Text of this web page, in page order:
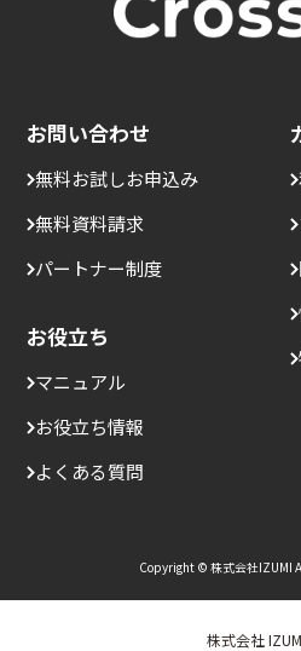
お問い合わせ
無料お試しお申込み
無料資料請求
パートナー制度
お役立ち
マニュアル
お役立ち情報
よくある質問
Copyright © 株式会社IZUMI
株式会社